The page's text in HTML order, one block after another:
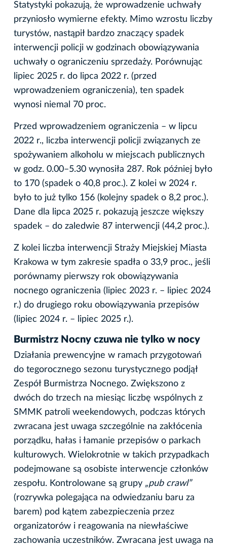
Statystyki pokazują, że wprowadzenie uchwały
przyniosło wymierne efekty. Mimo wzrostu liczby
turystów, nastąpił bardzo znaczący spadek
interwencji policji w godzinach obowiązywania
uchwały o ograniczeniu sprzedaży. Porównując
lipiec 2025 r. do lipca 2022 r. (przed
wprowadzeniem ograniczenia), ten spadek
wynosi niemal 70 proc.
Przed wprowadzeniem ograniczenia – w lipcu
2022 r., liczba interwencji policji związanych ze
spożywaniem alkoholu w miejscach publicznych
w godz. 0.00–5.30 wynosiła 287. Rok później było
to 170 (spadek o 40,8 proc.). Z kolei w 2024 r.
było to już tylko 156 (kolejny spadek o 8,2 proc.).
Dane dla lipca 2025 r. pokazują jeszcze większy
spadek – do zaledwie 87 interwencji (44,2 proc.).
Z kolei liczba interwencji Straży Miejskiej Miasta
Krakowa w tym zakresie spadła o 33,9 proc., jeśli
porównamy pierwszy rok obowiązywania
nocnego ograniczenia (lipiec 2023 r. – lipiec 2024
r.) do drugiego roku obowiązywania przepisów
(lipiec 2024 r. – lipiec 2025 r.).
Burmistrz Nocny czuwa nie tylko w nocy
Działania prewencyjne w ramach przygotowań
do tegorocznego sezonu turystycznego podjął
Zespół Burmistrza Nocnego. Zwiększono z
dwóch do trzech na miesiąc liczbę wspólnych z
SMMK patroli weekendowych, podczas których
zwracana jest uwaga szczególnie na zakłócenia
porządku, hałas i łamanie przepisów o parkach
kulturowych. Wielokrotnie w takich przypadkach
podejmowane są osobiste interwencje członków
zespołu. Kontrolowane są grupy „pub crawl”
(rozrywka polegająca na odwiedzaniu baru za
barem) pod kątem zabezpieczenia przez
organizatorów i reagowania na niewłaściwe
zachowania uczestników. Zwracana jest uwaga na